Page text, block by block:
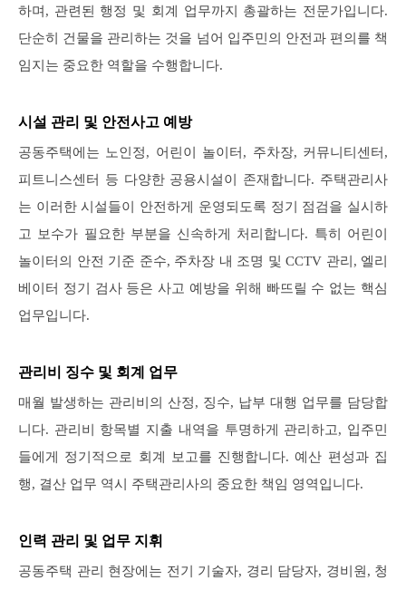
하며, 관련된 행정 및 회계 업무까지 총괄하는 전문가입니다.
단순히 건물을 관리하는 것을 넘어 입주민의 안전과 편의를 책
임지는 중요한 역할을 수행합니다.
시설 관리 및 안전사고 예방
공동주택에는 노인정, 어린이 놀이터, 주차장, 커뮤니티센터,
피트니스센터 등 다양한 공용시설이 존재합니다. 주택관리사
는 이러한 시설들이 안전하게 운영되도록 정기 점검을 실시하
고 보수가 필요한 부분을 신속하게 처리합니다. 특히 어린이
놀이터의 안전 기준 준수, 주차장 내 조명 및 CCTV 관리, 엘리
베이터 정기 검사 등은 사고 예방을 위해 빠뜨릴 수 없는 핵심
업무입니다.
관리비 징수 및 회계 업무
매월 발생하는 관리비의 산정, 징수, 납부 대행 업무를 담당합
니다. 관리비 항목별 지출 내역을 투명하게 관리하고, 입주민
들에게 정기적으로 회계 보고를 진행합니다. 예산 편성과 집
행, 결산 업무 역시 주택관리사의 중요한 책임 영역입니다.
인력 관리 및 업무 지휘
공동주택 관리 현장에는 전기 기술자, 경리 담당자, 경비원, 청